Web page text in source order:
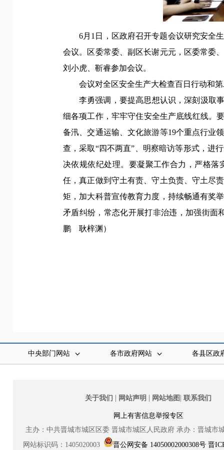
6月1日， 区政府召开专题会议研究安全
会议。区委常委、副区长谢元元，区委常委
刘小虎、靳睿参加会议。
会议对全区安全生产大检查百日行动和
李勇强调， 要提高思想认识，深刻汲取
细各项工作，牢牢守住安全生产底线红线。
备汛、交通运输、文化旅游等19个重点行业
查，采取“四不两直”、明察暗访等形式，进
决依规依纪处理。 要凝聚工作合力，严格落
任，真正做到守土有责、守土负责、守土尽
矩，加大科普宣传教育力度，持续畅通有奖
矛盾纠纷，常态化开展打非治违，加强街面
鹏
耿梓渊 ）
中央部门网站 各市政府网站 各县区政
关于我们 | 网站声明 | 网站地图 | 联系我们
网上有害信息举报专区
主办：中共晋城市城区区委 晋城市城区人民政府 承办：晋城市
网站标识码：1405020003
晋公网安备 14050002000308号 晋